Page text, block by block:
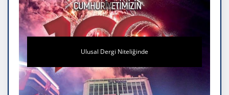
Ulusal Dergi Niteliğinde